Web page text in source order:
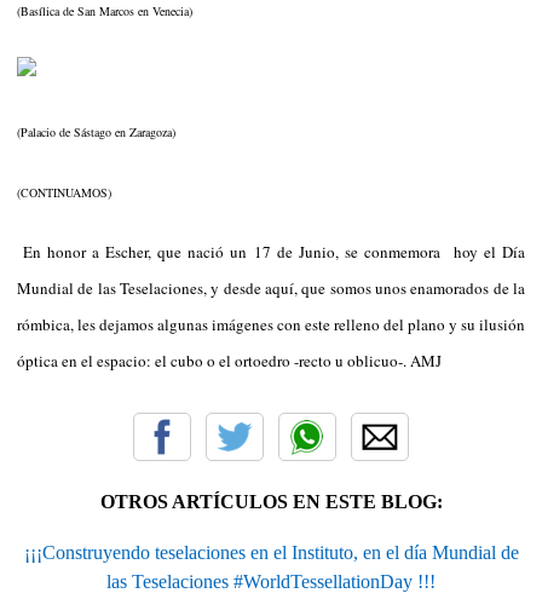
(Basílica de San Marcos en Venecia)
(Palacio de Sástago en Zaragoza)
(CONTINUAMOS)
En honor a Escher, que nació un 17 de Junio, se conmemora hoy el Día
Mundial de las Teselaciones, y desde aquí, que somos unos enamorados de la
rómbica, les dejamos algunas imágenes con este relleno del plano y su ilusión
óptica en el espacio: el cubo o el ortoedro -recto u oblicuo-. AMJ
OTROS ARTÍCULOS EN ESTE BLOG:
¡¡¡Construyendo teselaciones en el Instituto, en el día Mundial de
las Teselaciones #WorldTessellationDay !!!